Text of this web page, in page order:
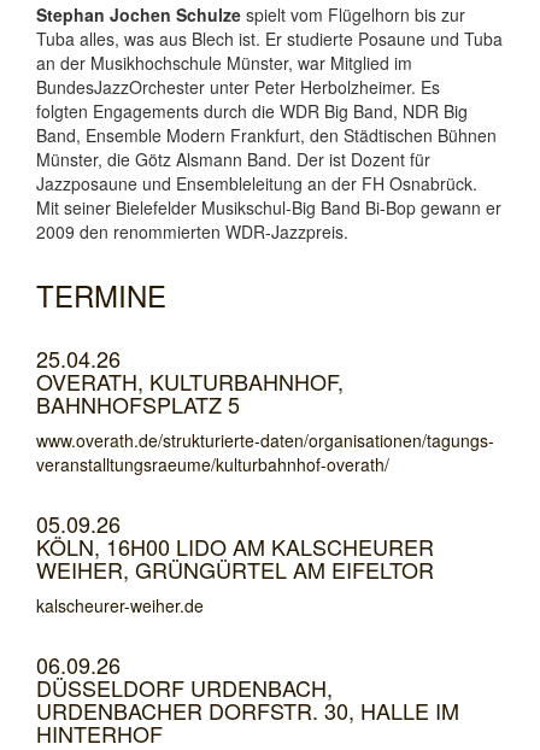
Stephan Jochen Schulze spielt vom Flügelhorn bis zur
Tuba alles, was aus Blech ist. Er studierte Posaune und Tuba
an der Musikhochschule Münster, war Mitglied im
BundesJazzOrchester unter Peter Herbolzheimer. Es
folgten Engagements durch die WDR Big Band, NDR Big
Band, Ensemble Modern Frankfurt, den Städtischen Bühnen
Münster, die Götz Alsmann Band. Der ist Dozent für
Jazzposaune und Ensembleleitung an der FH Osnabrück.
Mit seiner Bielefelder Musikschul-Big Band Bi-Bop gewann er
2009 den renommierten WDR-Jazzpreis.
TERMINE
25.04.26
OVERATH, KULTURBAHNHOF,
BAHNHOFSPLATZ 5
www.overath.de/strukturierte-daten/organisationen/tagungs-
veranstalltungsraeume/kulturbahnhof-overath/
05.09.26
KÖLN, 16H00 LIDO AM KALSCHEURER
WEIHER, GRÜNGÜRTEL AM EIFELTOR
kalscheurer-weiher.de
06.09.26
DÜSSELDORF URDENBACH,
URDENBACHER DORFSTR. 30, HALLE IM
HINTERHOF